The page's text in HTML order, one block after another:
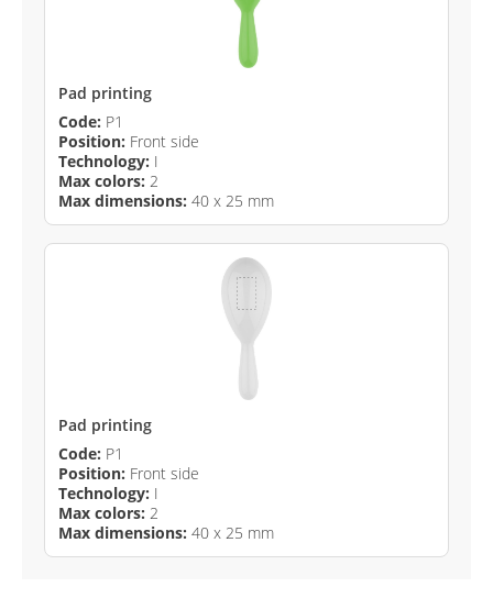
Pad printing
Code: P1
Position: Front side
Technology: I
Max colors: 2
Max dimensions: 40 x 25 mm
Pad printing
Code: P1
Position: Front side
Technology: I
Max colors: 2
Max dimensions: 40 x 25 mm